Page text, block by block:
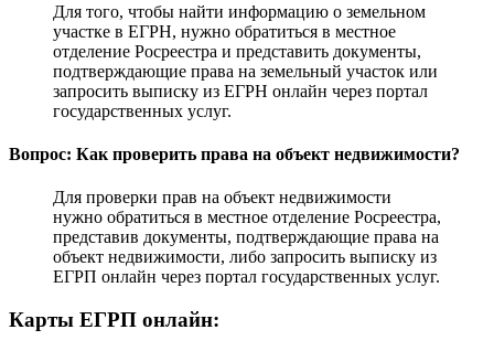
Для того, чтобы найти информацию о земельном
участке в ЕГРН, нужно обратиться в местное
отделение Росреестра и представить документы,
подтверждающие права на земельный участок или
запросить выписку из ЕГРН онлайн через портал
государственных услуг.
Вопрос: Как проверить права на объект недвижимости?
Для проверки прав на объект недвижимости
нужно обратиться в местное отделение Росреестра,
представив документы, подтверждающие права на
объект недвижимости, либо запросить выписку из
ЕГРП онлайн через портал государственных услуг.
Карты ЕГРП онлайн: